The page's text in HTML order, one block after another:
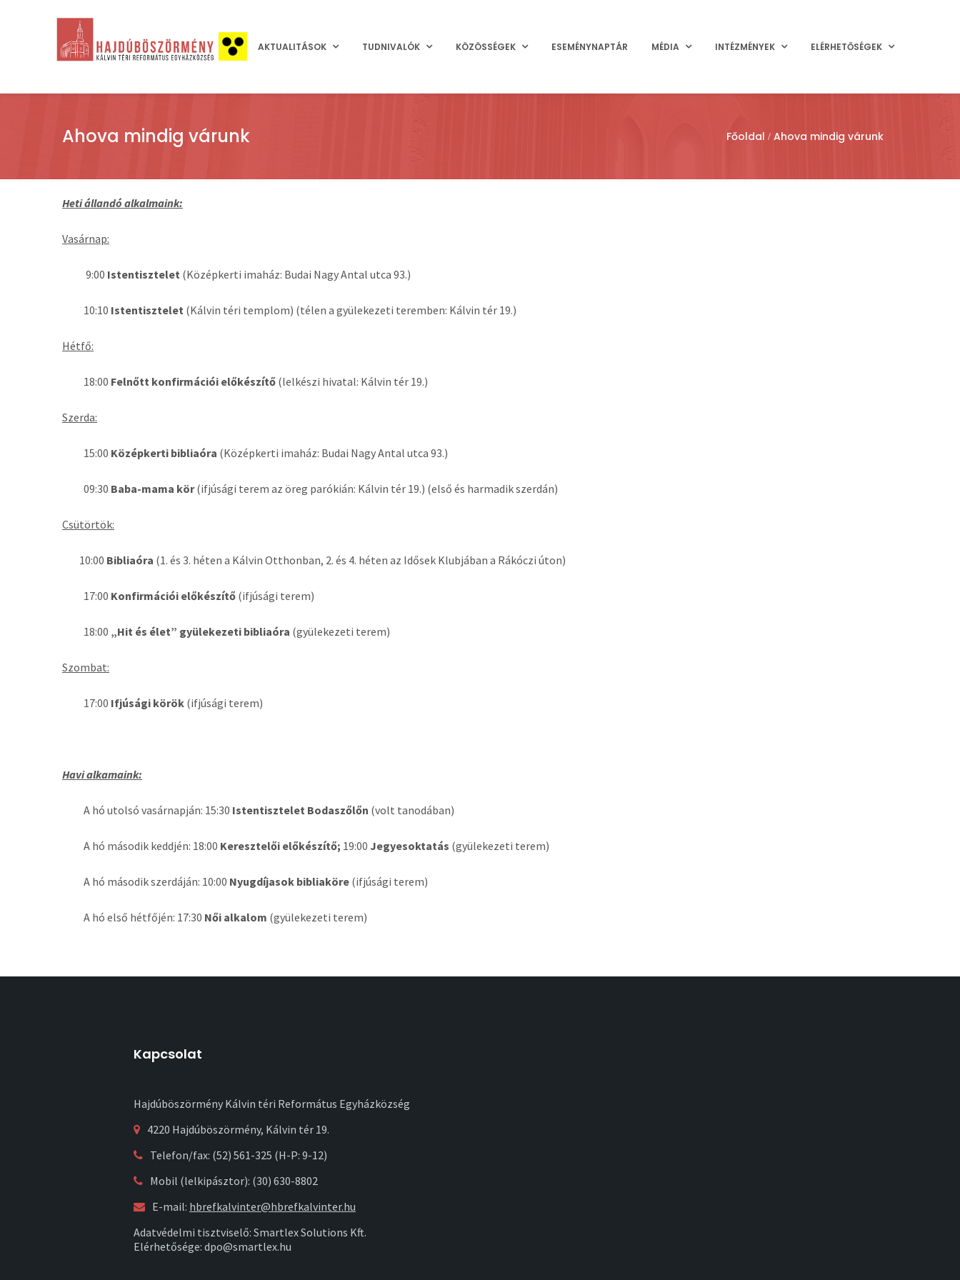
AKTUALITÁSOK TUDNIVALÓK KÖZÖSSÉGEK ESEMÉNYNAPTÁR MÉDIA INTÉZMÉNYEK ELÉRHETŐSÉGEK
Ahova mindig várunk Főoldal Ahova mindig várunk
Heti állandó alkalmaink:
Vasárnap:
9:00 Istentisztelet (Középkerti imaház: Budai Nagy Antal utca 93.)
10:10 Istentisztelet (Kálvin téri templom) (télen a gyülekezeti teremben: Kálvin tér 19.)
Hétfő:
18:00 Felnőtt konfirmációi előkészítő (lelkészi hivatal: Kálvin tér 19.)
Szerda:
15:00 Középkerti bibliaóra (Középkerti imaház: Budai Nagy Antal utca 93.)
09:30 Baba-mama kör(ifjúsági terem az öreg parókián: Kálvin tér 19.) (első és harmadik szerdán)
Csütörtök:
10:00 Bibliaóra (1. és 3. héten a Kálvin Otthonban, 2. és 4. héten az Idősek Klubjában a Rákóczi úton)
17:00 Konfirmációi előkészítő (ifjúsági terem)
18:00 „Hit és élet” gyülekezeti bibliaóra (gyülekezeti terem)
Szombat:
17:00 Ifjúsági körök (ifjúsági terem)
Havi alkamaink:
A hó utolsó vasárnapján: 15:30 Istentisztelet Bodaszőlőn (volt tanodában)
A hó második keddjén: 18:00 Keresztelői előkészítő; 19:00 Jegyesoktatás (gyülekezeti terem)
A hó második szerdáján: 10:00 Nyugdíjasok bibliaköre (ifjúsági terem)
A hó első hétfőjén: 17:30 Női alkalom (gyülekezeti terem)
Kapcsolat
Hajdúböszörmény Kálvin téri Református Egyházközség
4220 Hajdúböszörmény, Kálvin tér 19.
Telefon/fax: (52) 561-325 (H-P: 9-12)
Mobil (lelkipásztor): (30) 630-8802
E-mail: hbrefkalvinter@hbrefkalvinter.hu
Adatvédelmi tisztviselő: Smartlex Solutions Kft.
Elérhetősége: dpo@smartlex.hu